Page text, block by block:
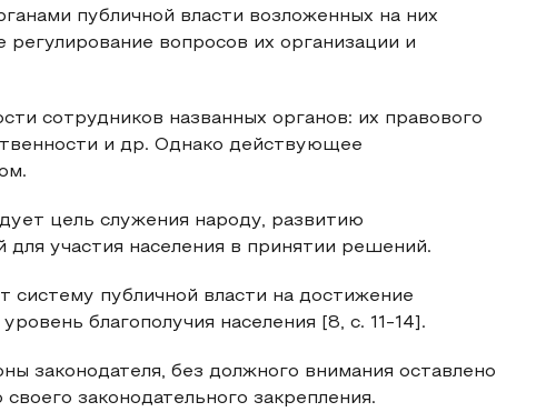
публичной власти возложенных на них
вопросов их организации и
сотрудников названных органов: их правового
и др. Однако действующее
цель служения народу, развитию
для участия населения в принятии решений.
публичной власти на достижение
благополучия населения [8, с. 11-14].
законодателя, без должного внимания оставлено
законодательного закрепления.